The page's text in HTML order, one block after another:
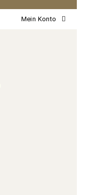
Mein Konto